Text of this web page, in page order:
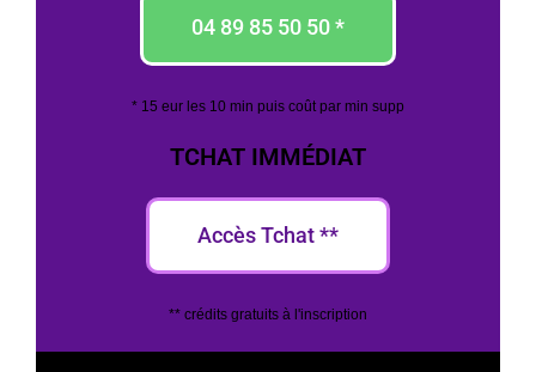
04 89 85 50 50 *
* 15 eur les 10 min puis coût par min supp
TCHAT IMMÉDIAT
Accès Tchat **
** crédits gratuits à l'inscription